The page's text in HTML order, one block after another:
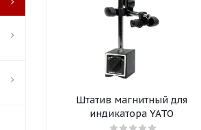
Штатив магнитный для
индикатора YATO